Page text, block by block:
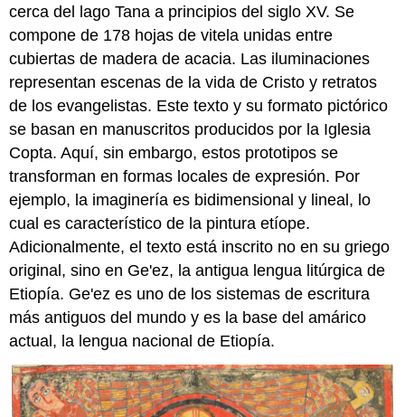
cerca del lago Tana a principios del siglo XV. Se
compone de 178 hojas de vitela unidas entre
cubiertas de madera de acacia. Las iluminaciones
representan escenas de la vida de Cristo y retratos
de los evangelistas. Este texto y su formato pictórico
se basan en manuscritos producidos por la Iglesia
Copta. Aquí, sin embargo, estos prototipos se
transforman en formas locales de expresión. Por
ejemplo, la imaginería es bidimensional y lineal, lo
cual es característico de la pintura etíope.
Adicionalmente, el texto está inscrito no en su griego
original, sino en Ge'ez, la antigua lengua litúrgica de
Etiopía. Ge'ez es uno de los sistemas de escritura
más antiguos del mundo y es la base del amárico
actual, la lengua nacional de Etiopía.